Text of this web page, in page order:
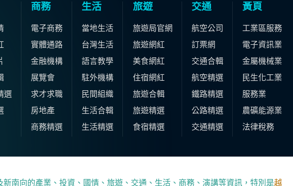
選
商務
電子商務
實體通路
金融機構
展覽會
求才求職
房地產
商務精選
生活
當地生活
台灣生活
語言教學
駐外機構
民間組織
生活合輯
生活精選
旅遊
旅遊局官網
旅遊網紅
美食網紅
住宿網紅
旅遊合輯
旅遊精選
食宿精選
交通
航空公司
訂票網
交通合輯
航空精選
鐵路精選
公路精選
交通精選
黃頁
工業區服務
電子資訊業
金屬機械業
民生化工業
服務業
農礦能源業
法律稅務
南向的產業、投資、國情、旅遊、交通、生活、商務、演講等資訊，特別是越